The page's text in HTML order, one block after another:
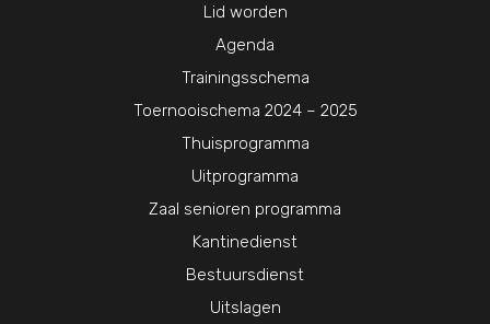
Lid worden
Agenda
Trainingsschema
Toernooischema 2024 – 2025
Thuisprogramma
Uitprogramma
Zaal senioren programma
Kantinedienst
Bestuursdienst
Uitslagen